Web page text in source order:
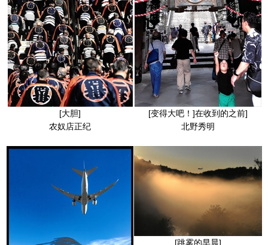
[大胆]
农奴店正纪
[变得大吧！]在收到的之前]
北野秀明
[跳雾的早晨]